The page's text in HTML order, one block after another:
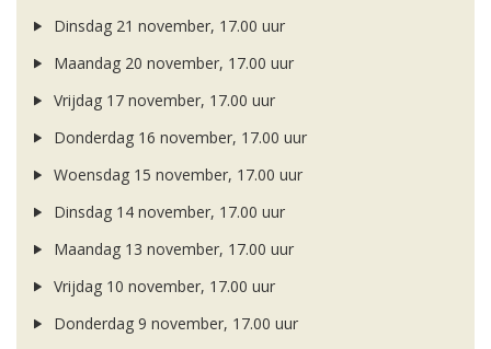
Dinsdag 21 november, 17.00 uur
Maandag 20 november, 17.00 uur
Vrijdag 17 november, 17.00 uur
Donderdag 16 november, 17.00 uur
Woensdag 15 november, 17.00 uur
Dinsdag 14 november, 17.00 uur
Maandag 13 november, 17.00 uur
Vrijdag 10 november, 17.00 uur
Donderdag 9 november, 17.00 uur